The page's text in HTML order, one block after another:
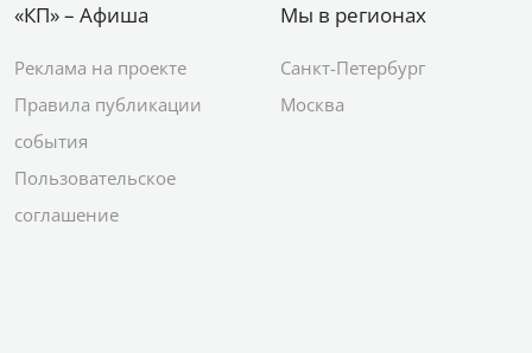
«КП» – Афиша
Реклама на проекте
Правила публикации
события
Пользовательское
соглашение
Мы в регионах
Санкт-Петербург
Москва